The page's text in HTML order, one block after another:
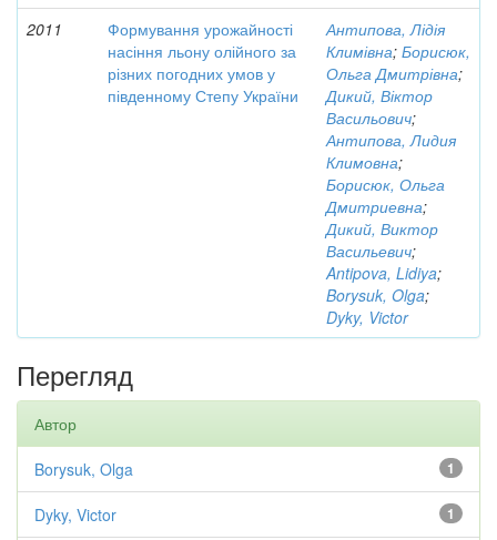
2011
Формування урожайності
насіння льону олійного за
різних погодних умов у
південному Степу України
Антипова, Лідія
Климівна; Борисюк,
Ольга Дмитрівна;
Дикий, Віктор
Васильович;
Антипова, Лидия
Климовна;
Борисюк, Ольга
Дмитриевна;
Дикий, Виктор
Васильевич;
Antipova, Lidiya;
Borysuk, Olga;
Dyky, Victor
Перегляд
Автор
1
Borysuk, Olga
1
Dyky, Victor